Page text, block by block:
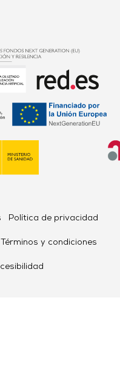
Política de privacidad
Términos y condiciones